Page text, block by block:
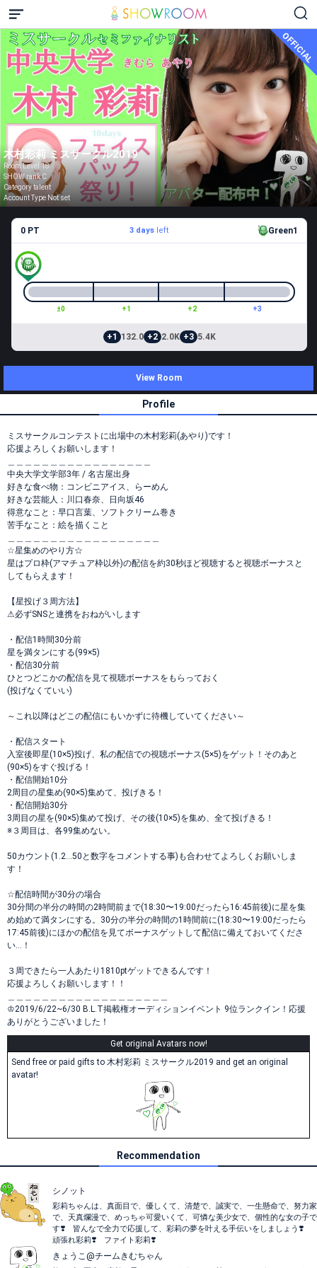
OFFICIAL
木村彩莉 ミスサークル2019
Room Level 18
SHOW rank C
Category talent
Account Type Not set
0 PT 3 daysleft Green1
±0 +1 +2 +3
+1 132.0 +2 2.0K +3 5.4K
View Room
Profile
ミスサークルコンテストに出場中の木村彩莉(あやり)です！
応援よろしくお願いします！
中央大学文学部3年 / 名古屋出身
好きな食べ物：コンビニアイス、らーめん
好きな芸能人：川口春奈、日向坂46
得意なこと：早口言葉、ソフトクリーム巻き
苦手なこと：絵を描くこと
☆星集めのやり方☆
星はプロ枠(アマチュア枠以外)の配信を約30秒ほど視聴すると視聴ボーナスと
してもらえます！
【星投げ３周方法】
⚠︎必ずSNSと連携をおねがいします
・配信1時間30分前
星を満タンにする(99×5)
・配信30分前
ひとつどこかの配信を見て視聴ボーナスをもらっておく
(投げなくていい)
～これ以降はどこの配信にもいかずに待機していてください～
・配信スタート
入室後即星(10×5)投げ、私の配信での視聴ボーナス(5×5)をゲット！そのあと
(90×5)をすぐ投げる！
・配信開始10分
2周目の星集め(90×5)集めて、投げきる！
・配信開始30分
3周目の星を(90×5)集めて投げ、その後(10×5)を集め、全て投げきる！
※３周目は、各99集めない。
50カウント(1.2…50と数字をコメントする事)も合わせてよろしくお願いしま
す！
☆配信時間が30分の場合
30分間の半分の時間の2時間前まで(18:30〜19:00だったら16:45前後)に星を集
め始めて満タンにする。30分の半分の時間の1時間前に(18:30〜19:00だったら
17:45前後)にほかの配信を見てボーナスゲットして配信に備えておいてくださ
い…！
３周できたら一人あたり1810ptゲットできるんです！
応援よろしくお願いします！！
♔︎2019/6/22~6/30 B.L.T掲載権オーディションイベント 9位ランクイン！応援
ありがとうございました！
Get original Avatars now!
Send free or paid gifts to 木村彩莉 ミスサークル2019 and get an original
avatar!
Recommendation
シノット
彩莉ちゃんは、真面目で、優しくて、清楚で、誠実で、一生懸命で、努力家
で、天真爛漫で、めっちゃ可愛いくて、可憐な美少女で、個性的な女の子で
す❣️ 皆んなで全力で応援して、彩莉の夢を叶える手伝いをしましょう❣️
頑張れ彩莉❣️ ファイト彩莉❣️
きょうこ@チームきむちゃん